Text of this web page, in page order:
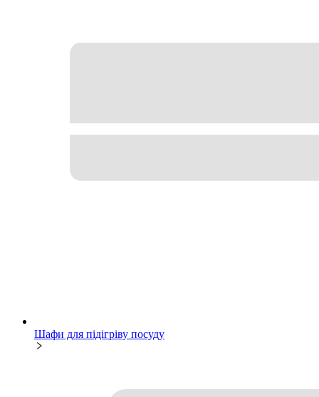
Шафи для підігріву посуду